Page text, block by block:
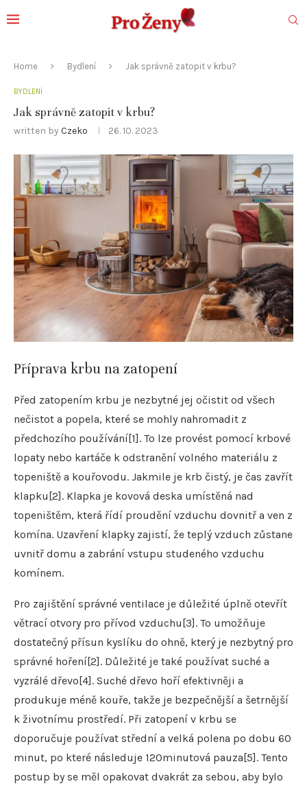
Home Bydlení Jak správně zatopit v krbu?
BYDLENÍ
Jak správně zatopit v krbu?
written by Czeko 26. 10. 2023
Příprava krbu na zatopení
Před zatopením krbu je nezbytné jej očistit od všech
nečistot a popela, které se mohly nahromadit z
předchozího používání[1]. To lze provést pomocí krbové
lopaty nebo kartáče k odstranění volného materiálu z
topeniště a kouřovodu. Jakmile je krb čistý, je čas zavřít
klapku[2]. Klapka je kovová deska umístěná nad
topeništěm, která řídí proudění vzduchu dovnitř a ven z
komína. Uzavření klapky zajistí, že teplý vzduch zůstane
uvnitř domu a zabrání vstupu studeného vzduchu
komínem.
Pro zajištění správné ventilace je důležité úplně otevřít
větrací otvory pro přívod vzduchu[3]. To umožňuje
dostatečný přísun kyslíku do ohně, který je nezbytný pro
správné hoření[2]. Důležité je také používat suché a
vyzrálé dřevo[4]. Suché dřevo hoří efektivněji a
produkuje méně kouře, takže je bezpečnější a šetrnější
k životnímu prostředí. Při zatopení v krbu se
doporučuje používat střední a velká polena po dobu 60
minut, po které následuje 120minutová pauza[5]. Tento
postup by se měl opakovat dvakrát za sebou, aby bylo